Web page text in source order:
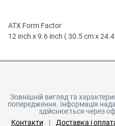
ATX Form Factor
12 inch x 9.6 inch ( 30.5 cm x
Зовнішній вигляд та
попередження. Інформація
здійснюється через
Контакти
| Доставка і